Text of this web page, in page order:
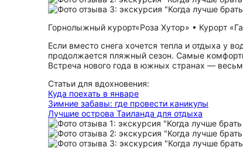
Горнолыжный курорт«Роза Хутор» • Курорт
Если вместо снега хочется тепла и отдыха у
продолжается пляжный сезон. Самые
Встреча нового года в южных странах —
Статьи для вдохновения:
Куда поехать в январе
Зимние забавы: где провести каникулы
Лучшие острова Таиланда для отдыха